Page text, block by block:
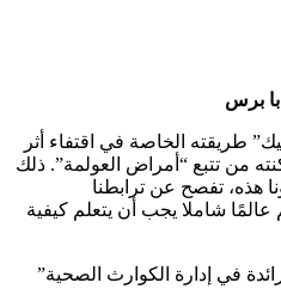
برس
طريقته الخاصة في اقتفاء أثر
من تتبع “أمراض العولمة”. ذلك
هذه، تفصح عن ترابطنا
شاملا يجب أن يتعلم كيفية
في إدارة الكوارث الصحية”